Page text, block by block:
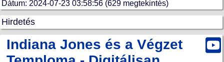
Dátum: 2024-07-23 03:58:56 (629 megtekintés)
Hirdetés
Indiana Jones és a Végzet